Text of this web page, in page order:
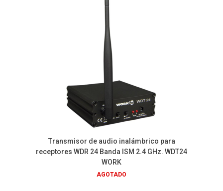
Transmisor de audio inalámbrico para
receptores WDR 24 Banda ISM 2.4 GHz. WDT24
WORK
AGOTADO